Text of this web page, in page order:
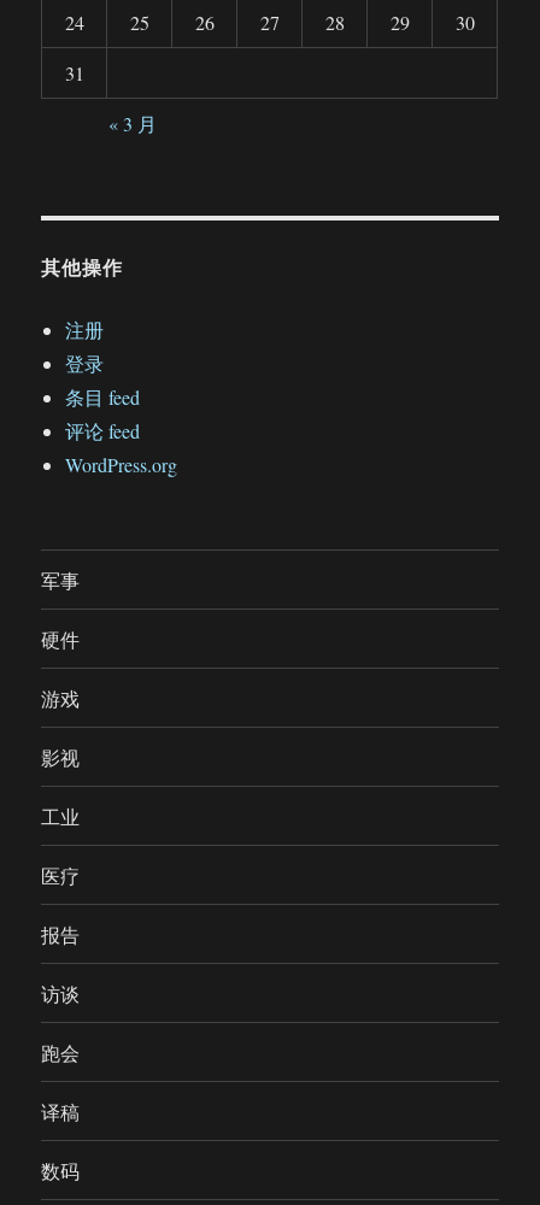
24
25 26 27 28 29
30
31
« 3 月
其他操作
注册
登录
条目 feed
评论 feed
WordPress.org
军事
硬件
游戏
影视
工业
医疗
报告
访谈
跑会
译稿
数码